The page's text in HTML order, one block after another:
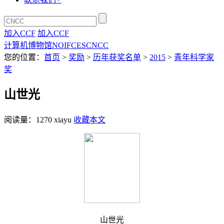
加入CCF 加入CCF
计算机博物馆NOIFCESCNCC
您的位置： 首页 > 奖励 > 历年获奖名单 > 2015 > 青年科学家
奖
山世光
阅读量： 1270 xiayu 收藏本文
山世光